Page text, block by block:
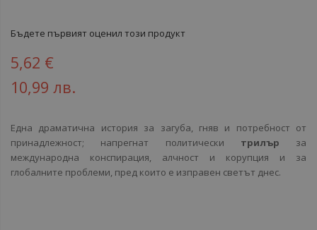
Бъдете първият оценил този продукт
5,62 €
10,99 лв.
Една драматична история за загуба, гняв и потребност от
принадлежност; напрегнат политически трилър за
международна конспирация, алчност и корупция и за
глобалните проблеми, пред които е изправен светът днес.